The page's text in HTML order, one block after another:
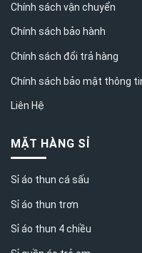
Chính sách vận chuyển
Chính sách bảo hành
Chính sách đổi trả hàng
Chính sách bảo mật thông
Liên Hệ
MẶT HÀNG SỈ
Sỉ áo thun cá sấu
Sỉ áo thun trơn
Sỉ áo thun 4 chiều